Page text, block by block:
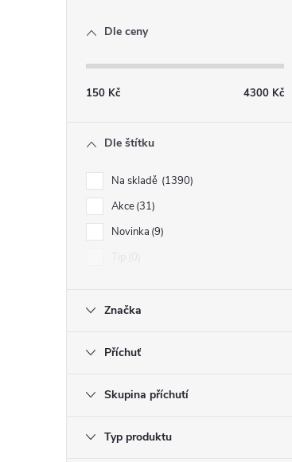
Dle ceny
150 Kč 4300 Kč
Dle štítku
Na skladě 1390
Akce 31
Novinka 9
Značka
Příchuť
Skupina příchutí
Typ produktu